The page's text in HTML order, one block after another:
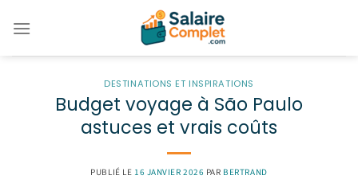
DESTINATIONS ET INSPIRATIONS
Budget voyage à São Paulo
astuces et vrais coûts
PUBLIÉ LE 16 JANVIER 2026 PAR BERTRAND